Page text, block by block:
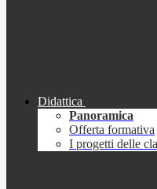
Didattica
Panoramica
Offerta formativa
I progetti delle